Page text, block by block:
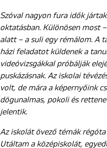
Szóval nagyon fura idők
oktatásban. Különösen most
alatt – a suli egy rémálom. A
házi feladatot küldenek a
videóvizsgákkal próbálják
puskázásnak. Az iskolai
volt, de mára a képernyőink
dögunalmas, pokoli és
jelentik.
Az iskolát övező témák
Utáltam a középiskolát,